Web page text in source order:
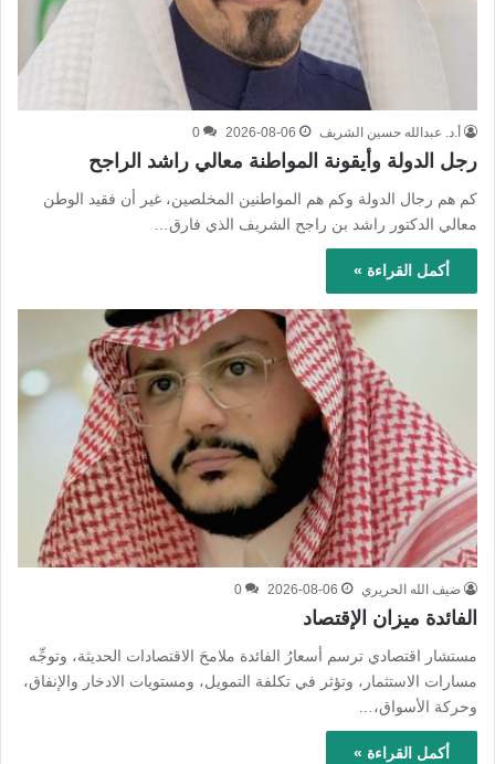
أ.د. عبدالله حسين الشريف 2026-08-06
0
رجل الدولة وأيقونة المواطنة معالي راشد الراجح
كم هم رجال الدولة وكم هم المواطنين المخلصين، غير أن فقيد الوطن
معالي الدكتور راشد بن راجح الشريف الذي فارق…
أكمل القراءة »
ضيف الله الحريري 2026-08-06
0
الفائدة ميزان الإقتصاد
مستشار اقتصادي ترسم أسعارُ الفائدة ملامحَ الاقتصادات الحديثة، وتوجِّه
مسارات الاستثمار، وتؤثر في تكلفة التمويل، ومستويات الادخار والإنفاق،
وحركة الأسواق،…
أكمل القراءة »